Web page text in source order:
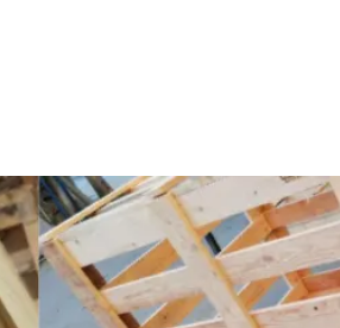
Cam
Restaurant